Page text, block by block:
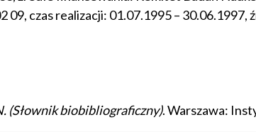
czas realizacji: 01.07.1995 –
(Słownik biobibliograficzny). Warszawa: